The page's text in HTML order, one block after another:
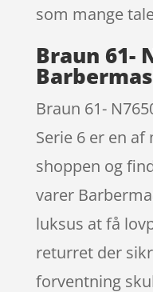
som mange
Braun 61-
Braun 61-
Serie 6 er en
shoppen og
varer
luksus at få
returret der
forventning